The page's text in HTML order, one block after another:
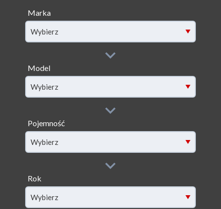
Marka
Wybierz
Model
filter[model]
Wybierz
Pojemność
filter[capacity]
Wybierz
Rok
filter[year]
Wybierz